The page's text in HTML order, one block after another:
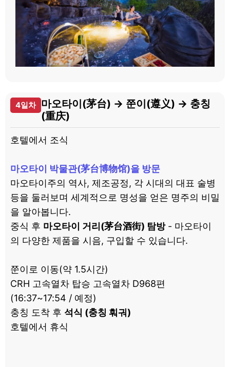
4일차 마오타이(茅台) → 쭌이(遵义) → 충칭
(重庆)
호텔에서 조식
마오타이 박물관(茅台博物馆)을 방문
마오타이주의 역사, 제조공정, 각 시대의 대표 술병
등을 둘러보며 세계적으로 명성을 얻은 명주의 비밀
을 알아봅니다.
중식 후 마오타이 거리(茅台酒街) 탐방- 마오타이
의 다양한 제품을 시음, 구입할 수 있습니다.
쭌이로 이동(약 1.5시간)
CRH 고속열차 탑승 고속열차 D968편
(16:37~17:54 / 예정)
충칭 도착 후 석식 (충칭 훠궈)
호텔에서 휴식